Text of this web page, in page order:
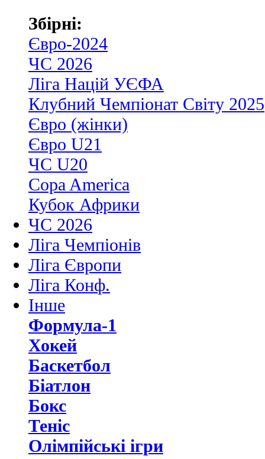
Збірні:
Євро-2024
ЧС 2026
Ліга Націй УЄФА
Клубний Чемпіонат Світу 2025
Євро (жінки)
Євро U21
ЧС U20
Copa America
Кубок Африки
ЧС 2026
Ліга Чемпіонів
Ліга Європи
Ліга Конф.
Інше
Формула-1
Хокей
Баскетбол
Біатлон
Бокс
Теніс
Олімпійські ігри